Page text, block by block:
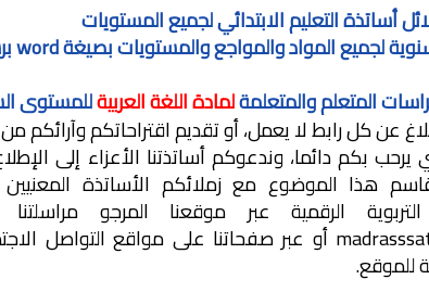
أساتذة التعليم الابتدائي لجميع المستويات
المتعلم والمتعلمةلمادة اللغة العربيةللمستوى
عن كل رابط لا يعمل، أو تقديم اقتراحاتكم
بكم دائما، وندعوكم أساتذتنا الأعزاء إلى
هذا الموضوع مع زملائكم الأساتذة المعنيين
الرقمية عبر موقعنا المرجو
أو عبر صفحاتنا على مواقع التواصل
للموقع.